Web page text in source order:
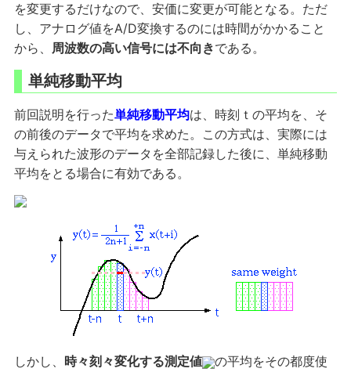
を変更するだけなので、安価に変更が可能となる。ただ
し、アナログ値をA/D変換するのには時間がかかること
から、 周波数の高い信号には不向きである。
単純移動平均
前回説明を行った単純移動平均は、時刻ｔの平均を、そ
の前後のデータで平均を求めた。この方式は、実際には
与えられた波形のデータを全部記録した後に、単純移動
平均をとる場合に有効である。
しかし、 時々刻々変化する測定値
の平均をその都度使